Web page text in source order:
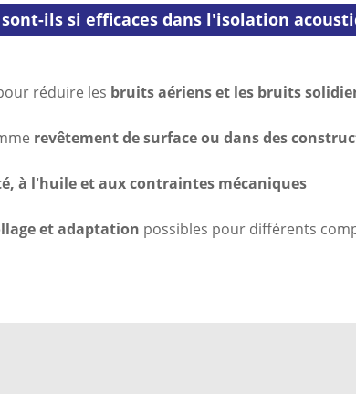
ils si efficaces dans l'isolation
réduire les bruits aériens et les bruits
revêtement de surface ou dans des
à l'huile et aux contraintes mécaniques
et adaptation possibles pour différents